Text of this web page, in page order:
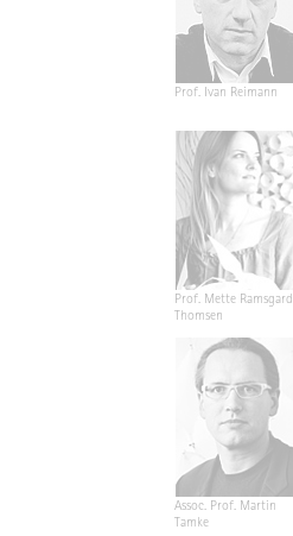
Prof. Ivan Reimann
Prof. Mette Ramsgard
Thomsen
Assoc. Prof. Martin
Tamke